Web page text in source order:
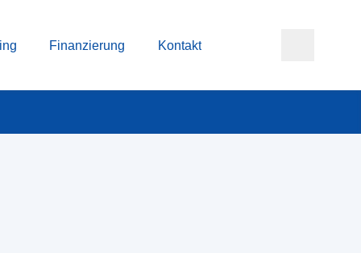
Finanzierung Kontakt